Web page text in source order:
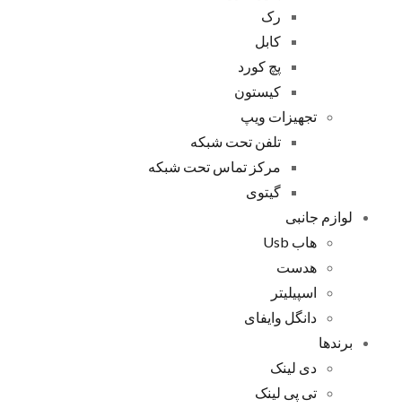
رک
کابل
پچ کورد
کیستون
تجهیزات ویپ
تلفن تحت شبکه
مرکز تماس تحت شبکه
گیتوی
لوازم جانبی
هاب Usb
هدست
اسپیلیتر
دانگل وایفای
برندها
دی لینک
تی پی لینک